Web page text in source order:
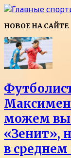
НОВОЕ НА САЙТЕ
можем
«Зенит»,
в